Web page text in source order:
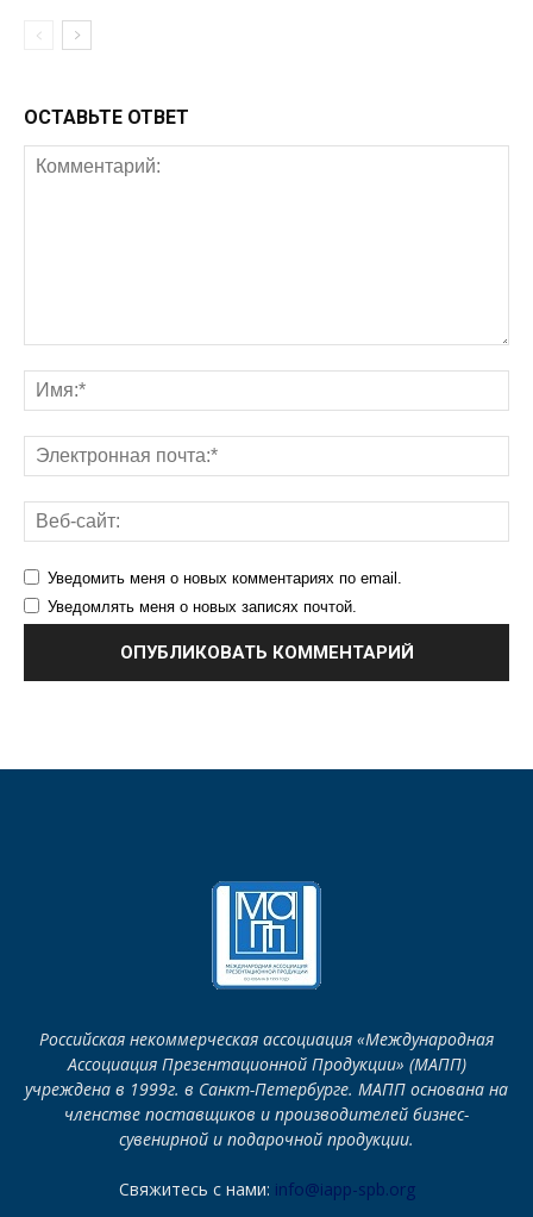
ОСТАВЬТЕ ОТВЕТ
Уведомить меня о новых комментариях по email.
Уведомлять меня о новых записях почтой.
Российская некоммерческая ассоциация «Международная
Ассоциация Презентационной Продукции» (МАПП)
учреждена в 1999г. в Санкт-Петербурге. МАПП основана на
членстве поставщиков и производителей бизнес-
сувенирной и подарочной продукции.
Свяжитесь с нами: info@iapp-spb.org